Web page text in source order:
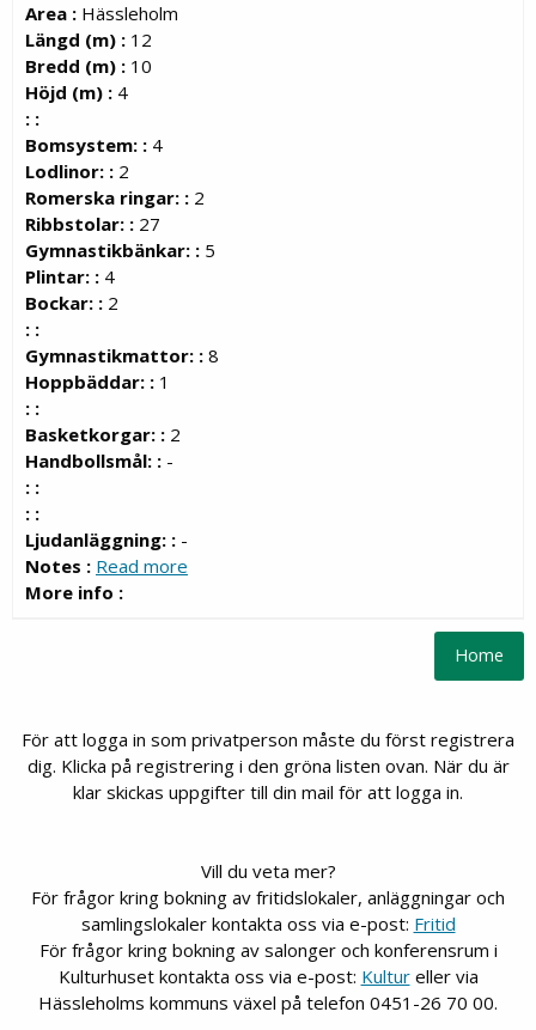
Area : Hässleholm
Längd (m) : 12
Bredd (m) : 10
Höjd (m) : 4
: :
Bomsystem: : 4
Lodlinor: : 2
Romerska ringar: : 2
Ribbstolar: : 27
Gymnastikbänkar: : 5
Plintar: : 4
Bockar: : 2
: :
Gymnastikmattor: : 8
Hoppbäddar: : 1
: :
Basketkorgar: : 2
Handbollsmål: : -
: :
: :
Ljudanläggning: : -
Notes : Read more
More info :
För att logga in som privatperson måste du först registrera
dig. Klicka på registrering i den gröna listen ovan. När du är
klar skickas uppgifter till din mail för att logga in.
Vill du veta mer?
För frågor kring bokning av fritidslokaler, anläggningar och
samlingslokaler kontakta oss via e-post: Fritid
För frågor kring bokning av salonger och konferensrum i
Kulturhuset kontakta oss via e-post: Kultureller via
Hässleholms kommuns växel på telefon 0451-26 70 00.